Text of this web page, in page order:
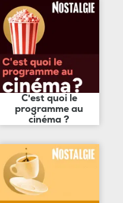
C'est quoi le
programme au
cinéma ?